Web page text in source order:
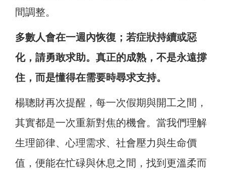
間調整。
多數人會在一週內恢復；若症狀持續或惡
化，請勇敢求助。真正的成熟，不是永遠撐
住，而是懂得在需要時尋求支持。
楊聰財再次提醒，每一次假期與開工之間，
其實都是一次重新對焦的機會。當我們理解
生理節律、心理需求、社會壓力與生命價
值，便能在忙碌與休息之間，找到更溫柔而